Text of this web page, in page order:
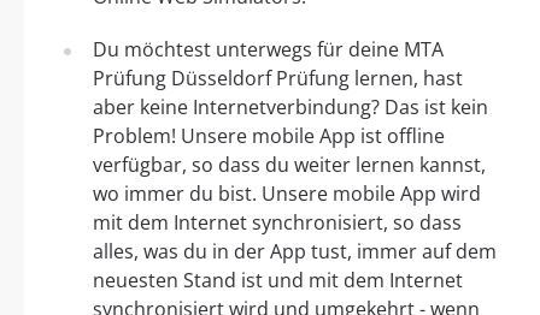
Du möchtest unterwegs für deine MTA
Prüfung Düsseldorf Prüfung lernen, hast
aber keine Internetverbindung? Das ist kein
Problem! Unsere mobile App ist offline
verfügbar, so dass du weiter lernen kannst,
wo immer du bist. Unsere mobile App wird
mit dem Internet synchronisiert, so dass
alles, was du in der App tust, immer auf dem
neuesten Stand ist und mit dem Internet
synchronisiert wird und umgekehrt - wenn